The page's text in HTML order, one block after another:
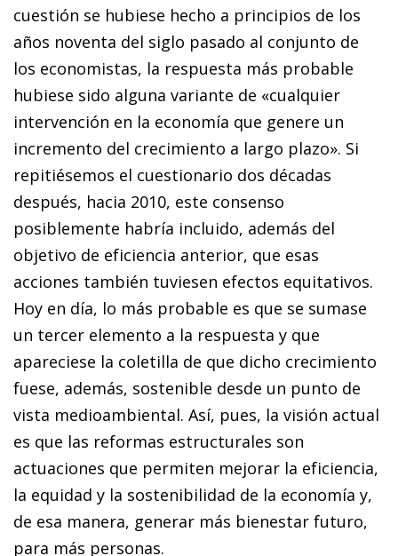
cuestión se hubiese hecho a principios de los
años noventa del siglo pasado al conjunto de
los economistas, la respuesta más probable
hubiese sido alguna variante de «cualquier
intervención en la economía que genere un
incremento del crecimiento a largo plazo». Si
repitiésemos el cuestionario dos décadas
después, hacia 2010, este consenso
posiblemente habría incluido, además del
objetivo de eficiencia anterior, que esas
acciones también tuviesen efectos equitativos.
Hoy en día, lo más probable es que se sumase
un tercer elemento a la respuesta y que
apareciese la coletilla de que dicho crecimiento
fuese, además, sostenible desde un punto de
vista medioambiental. Así, pues, la visión actual
es que las reformas estructurales son
actuaciones que permiten mejorar la eficiencia,
la equidad y la sostenibilidad de la economía y,
de esa manera, generar más bienestar futuro,
para más personas.